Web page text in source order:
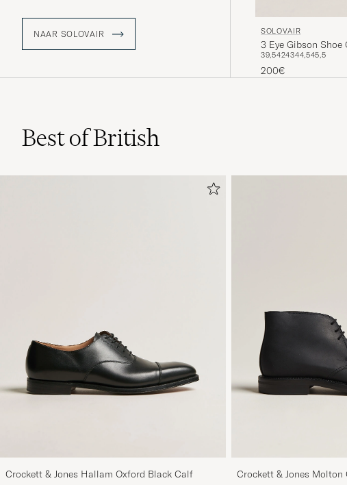
NAAR SOLOVAIR SOLOVAIR
3 Eye Gibson Shoe
39,5424344,545,5
200€
Best of British
Crockett & Jones Hallam Oxford Black Calf
Crockett & Jones Molton